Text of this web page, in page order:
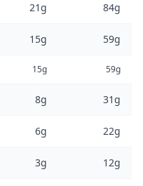
21g 84g
15g 59g
15g 59g
8g 31g
6g 22g
3g 12g